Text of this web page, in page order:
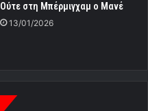
Oύτε στη Μπέρμιγχαμ ο Μανέ
13/01/2026